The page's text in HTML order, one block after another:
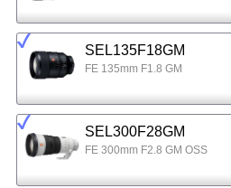
SEL135F18GM
FE 135mm F1.8 GM
SEL300F28GM
FE 300mm F2.8 GM OSS